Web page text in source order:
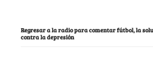
Regresar a la radio para comentar fútbol, la
contra la depresión